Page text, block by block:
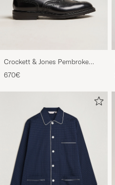
Crockett & Jones Pembroke
Derbys Black Calf
670€